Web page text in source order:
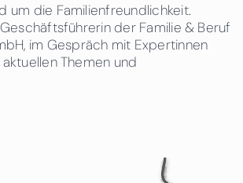
um die Familienfreundlichkeit.
der Familie & Beruf
im Gespräch mit Expertinnen
Themen und